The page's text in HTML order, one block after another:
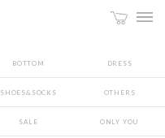
BOTTOM DRESS
SHOES&SOCKS OTHERS
SALE ONLY YOU